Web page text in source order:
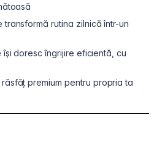
rutina zilnică într-un
doresc îngrijire eficientă, cu
premium pentru propria ta